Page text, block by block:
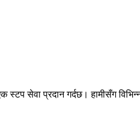
सेवा प्रदान गर्दछ। हामीसँग